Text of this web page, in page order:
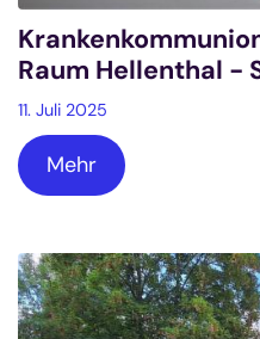
Raum Hellenthal -
11. Juli 2025
Mehr